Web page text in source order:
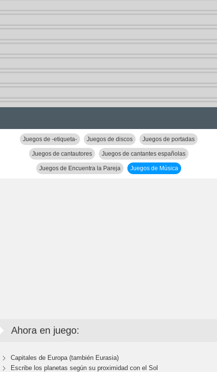
Juegos de -etiqueta- Juegos de discos Juegos de portadas
Juegos de cantautores Juegos de cantantes españolas
Juegos de Encuentra la Pareja Juegos de Música
Ahora en juego:
Capitales de Europa (también Eurasia)
Escribe los planetas según su proximidad con el Sol